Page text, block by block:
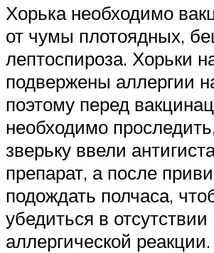
Хорька необходимо
от чумы плотоядных,
лептоспироза. Хорьки
подвержены аллергии
поэтому перед
необходимо
зверьку ввели
препарат, а после
подождать полчаса,
убедиться в отсутствии
аллергической реакции.